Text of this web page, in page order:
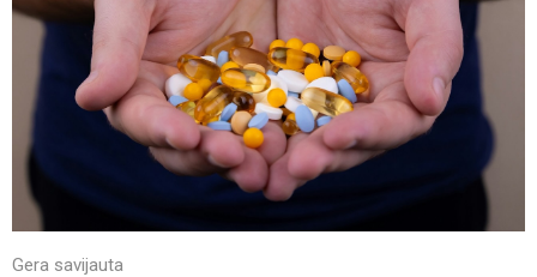
Gera savijauta